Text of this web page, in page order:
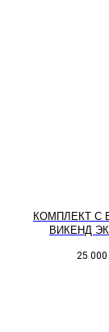
КОМПЛЕКТ С
ВИКЕНД
25 000